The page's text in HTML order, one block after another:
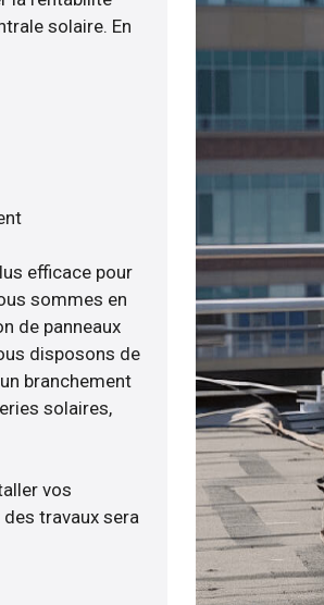
solaire. En
efficace pour
sommes en
de panneaux
disposons de
branchement
solaires,
vos
travaux sera